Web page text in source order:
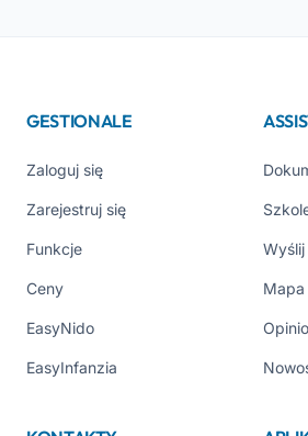
GESTIONALE
Zaloguj się
Zarejestruj się
Funkcje
Ceny
EasyNido
EasyInfanzia